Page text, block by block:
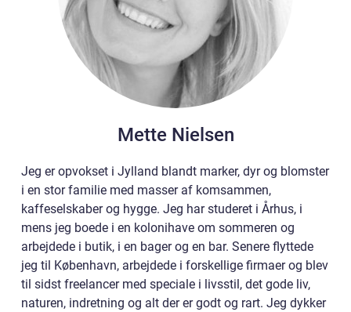
Mette Nielsen
Jeg er opvokset i Jylland blandt marker, dyr og blomster
i en stor familie med masser af komsammen,
kaffeselskaber og hygge. Jeg har studeret i Århus, i
mens jeg boede i en kolonihave om sommeren og
arbejdede i butik, i en bager og en bar. Senere flyttede
jeg til København, arbejdede i forskellige firmaer og blev
til sidst freelancer med speciale i livsstil, det gode liv,
naturen, indretning og alt der er godt og rart. Jeg dykker